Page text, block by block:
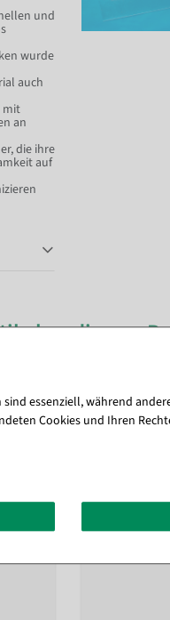
und
wurde
auch
mit
an
die ihre
auf
zu diesem
essenziell, während
Cookies und Ihren